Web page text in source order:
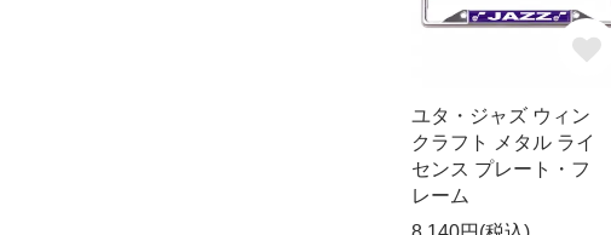
ユタ・ジャズ ウィン
クラフト メタル ライ
センス プレート・フ
レーム